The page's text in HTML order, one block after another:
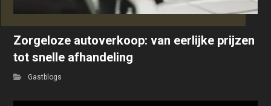
Zorgeloze autoverkoop: van eerlijke prijzen
tot snelle afhandeling
Gastblogs